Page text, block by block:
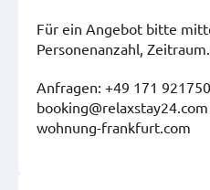
Für ein Angebot bitte
Personenanzahl, Zeitraum.
Anfragen: +49 171
wohnung-frankfurt.com